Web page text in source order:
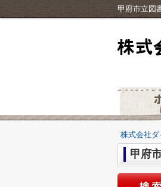
甲府市立図
株式会社
甲府